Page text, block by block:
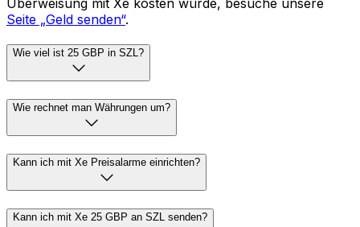
Seite „Geld senden“.
Wie viel ist 25 GBP in SZL?
Wie rechnet man Währungen um?
Kann ich mit Xe Preisalarme einrichten?
Kann ich mit Xe 25 GBP an SZL senden?